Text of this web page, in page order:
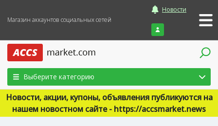
Магазин аккаунтов социальных сетей
Новости
Войти
Выберите категорию
Новости, акции, купоны, объявления публикуются на
нашем новостном сайте - https://accsmarket.news